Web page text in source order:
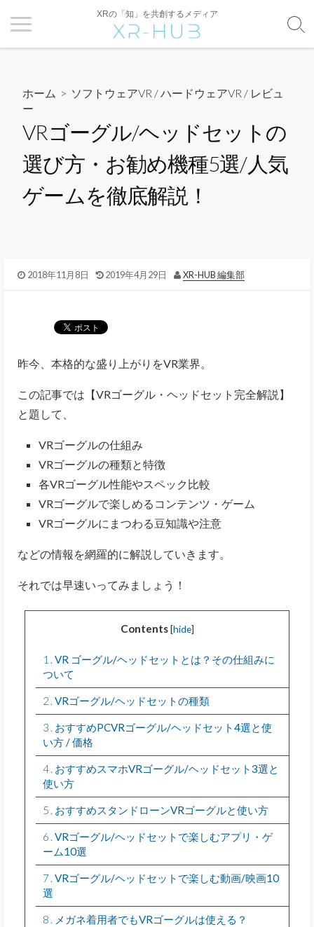
XRの「知」を共創するメディア
ホーム > ソフトウェアVR /ハードウェアVR / レビュ
ー
VRゴーグル/ヘッドセットの
選び方・お勧め機種5選/人気
ゲームを徹底解説！
2018年11月8日 2019年4月29日 XR-HUB 編集部
昨今、本格的な盛り上がりをVR業界。
この記事では【VRゴーグル・ヘッドセット完全解説】
と題して、
VRゴーグルの仕組み
VRゴーグルの種類と特徴
各VRゴーグル性能やスペック比較
VRゴーグルで楽しめるコンテンツ・ゲーム
VRゴーグルにまつわる豆知識や注意
などの情報を網羅的に解説していきます。
それでは早速いってみましょう！
Contents [hide]
1
VR ゴーグル/ヘッドセットとは？その仕組みに
ついて
2 VRゴーグル/ヘッドセットの種類
3 おすすめPCVRゴーグル/ヘッドセット4選と使
い方 / 価格
4 おすすめスマホVRゴーグル/ヘッドセット3選と
使い方
5 おすすめスタンドローンVRゴーグルと使い方
6 VRゴーグル/ヘッドセットで楽しむアプリ・ゲ
ーム10選
7 VRゴーグル/ヘッドセットで楽しむ動画/映画10
選
8 メガネ着用者でもVRゴーグルは使える？